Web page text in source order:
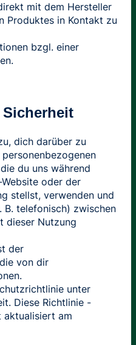
mit dem Hersteller
Produktes in Kontakt zu
bzgl. einer
dich darüber zu
du uns während
oder der
stellst, verwenden und
B. telefonisch) zwischen
dieser Nutzung
der
von dir
unter
Diese Richtlinie -
aktualisiert am